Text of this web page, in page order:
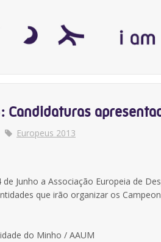
Candidaturas
Europeus 2013
Junho a Associação Europeia de
que irão organizar os
do Minho / AAUM